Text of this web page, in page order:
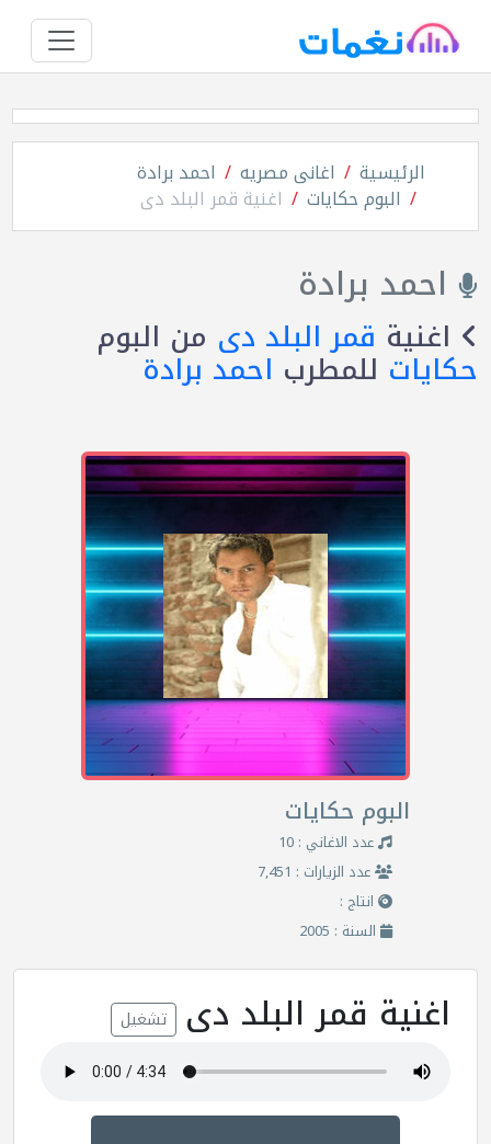
الرئيسية اغانى مصريه احمد برادة
البوم حكايات اغنية قمر البلد دى
احمد برادة
اغنية قمر البلد دى من البوم
حكايات للمطرب احمد برادة
البوم حكايات
عدد الاغاني : 10
عدد الزيارات : 7,451
انتاج :
السنة : 2005
اغنية قمر البلد دى تشغيل